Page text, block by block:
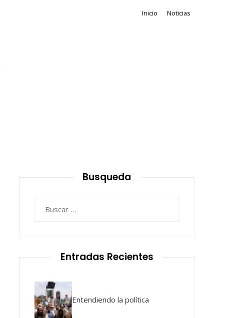
Inicio Noticias
Busqueda
Entradas Recientes
Entendiendo la política